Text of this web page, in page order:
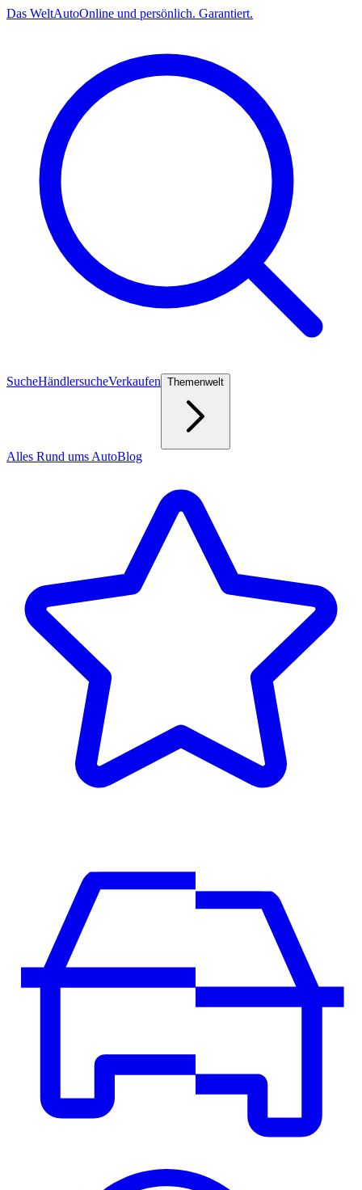
Das WeltAutoOnline und persönlich. Garantiert.
SucheHändlersucheVerkaufen Themenwelt
Alles Rund ums AutoBlog